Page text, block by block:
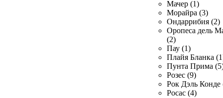
Мачер (1)
Морайра (3)
Ондаррибия (2)
Оропеса дель
(2)
Пау (1)
Плайя Бланка
Пунта Прима
Розес (9)
Рок Дэль Конде
Росас (4)